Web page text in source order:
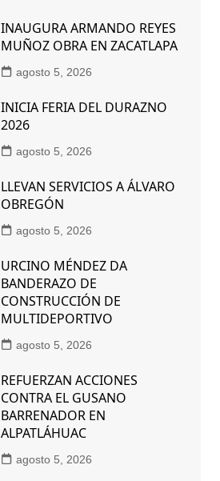
INAUGURA ARMANDO REYES
MUÑOZ OBRA EN ZACATLAPA
agosto 5, 2026
INICIA FERIA DEL DURAZNO
2026
agosto 5, 2026
LLEVAN SERVICIOS A ÁLVARO
OBREGÓN
agosto 5, 2026
URCINO MÉNDEZ DA
BANDERAZO DE
CONSTRUCCIÓN DE
MULTIDEPORTIVO
agosto 5, 2026
REFUERZAN ACCIONES
CONTRA EL GUSANO
BARRENADOR EN
ALPATLÁHUAC
agosto 5, 2026